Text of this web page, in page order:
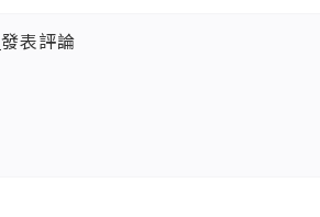
發表評論